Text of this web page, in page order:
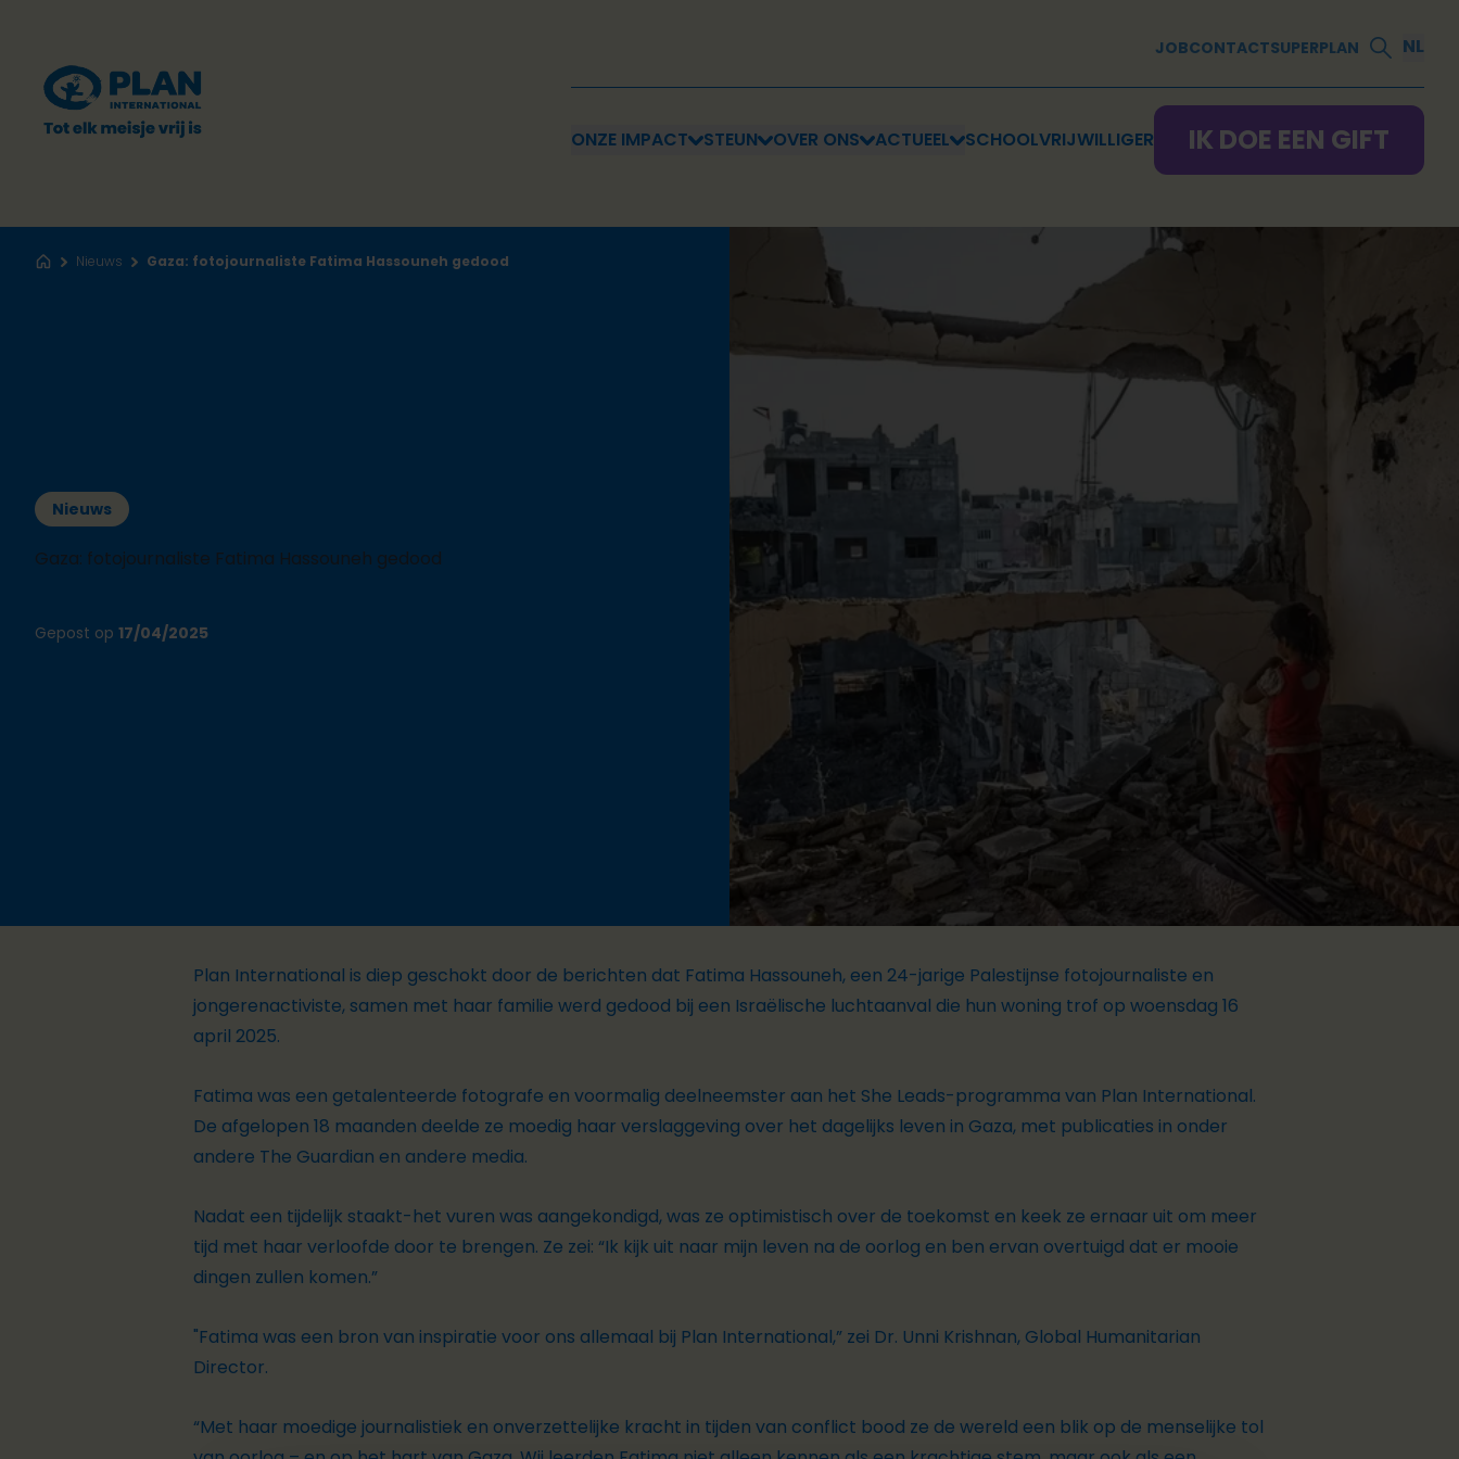
JOBCONTACTSUPERPLAN NL
ONZE IMPACT STEUN OVER ONS ACTUEEL SCHOOLVRIJWILLIGER IK DOE EEN GIFT
HomeNieuws Gaza: fotojournaliste Fatima Hassouneh gedood
Nieuws
Gaza: fotojournaliste Fatima Hassouneh gedood
Gepost op 17/04/2025
Plan International is diep geschokt door de berichten dat Fatima Hassouneh, een 24-jarige Palestijnse fotojournaliste en
jongerenactiviste, samen met haar familie werd gedood bij een Israëlische luchtaanval die hun woning trof op woensdag 16
april 2025.
Fatima was een getalenteerde fotografe en voormalig deelneemster aan het She Leads-programma van Plan International.
De afgelopen 18 maanden deelde ze moedig haar verslaggeving over het dagelijks leven in Gaza, met publicaties in onder
andere The Guardian en andere media.
Nadat een tijdelijk staakt-het vuren was aangekondigd, was ze optimistisch over de toekomst en keek ze ernaar uit om meer
tijd met haar verloofde door te brengen. Ze zei: “Ik kijk uit naar mijn leven na de oorlog en ben ervan overtuigd dat er mooie
dingen zullen komen.”
"Fatima was een bron van inspiratie voor ons allemaal bij Plan International,” zei Dr. Unni Krishnan, Global Humanitarian
Director.
“Met haar moedige journalistiek en onverzettelijke kracht in tijden van conflict bood ze de wereld een blik op de menselijke tol